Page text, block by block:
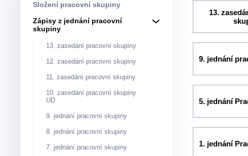
Složení pracovní skupiny
Zápisy z jednání pracovní
skupiny
13. zasedání pracovní skupiny
12. zasedání pracovní skupiny
11. zasedání pracovní skupiny
10. zasedání pracovní skupiny
UD
9. jednání pracovní skupiny
8. jednání pracovní skupiny
7. jednání pracovní skupiny
13.
9. jednání
5. jednání
1. jednání